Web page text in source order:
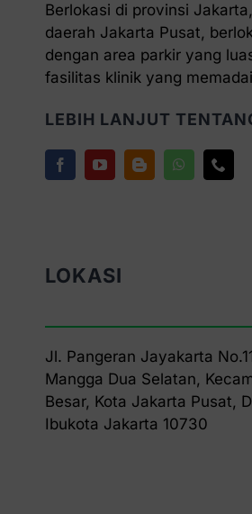
Berlokasi di provinsi
daerah Jakarta Pusat,
dengan area parkir yang
fasilitas klinik yang
LEBIH LANJUT
LOKASI
Jl. Pangeran Jayakarta
Mangga Dua Selatan,
Besar, Kota Jakarta Pusat,
Ibukota Jakarta 10730